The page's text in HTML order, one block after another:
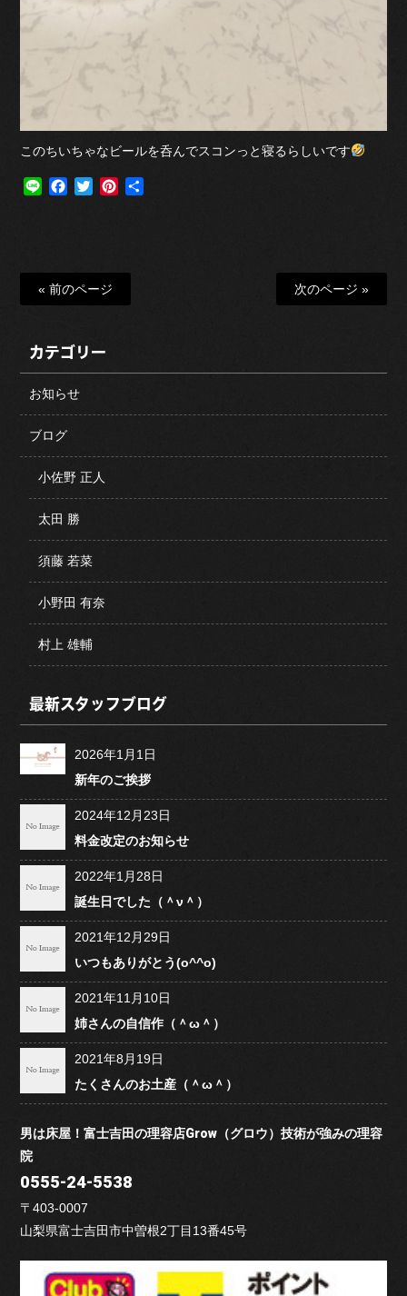
このちいちゃなビールを呑んでスコンっと寝るらしいです
Line Facebook
TwitterPinterest
« 前のページ 次のページ »
カテゴリー
お知らせ
ブログ
小佐野 正人
太田 勝
須藤 若菜
小野田 有奈
村上 雄輔
最新スタッフブログ
2026年1月1日
新年のご挨拶
2024年12月23日
料金改定のお知らせ
2022年1月28日
誕生日でした（＾ν＾）
2021年12月29日
いつもありがとう(o^^o)
2021年11月10日
姉さんの自信作（＾ω＾）
2021年8月19日
たくさんのお土産（＾ω＾）
男は床屋！富士吉田の理容店Grow（グロウ）技術が強みの理容
院
0555-24-5538
〒403-0007
山梨県富士吉田市中曽根2丁目13番45号